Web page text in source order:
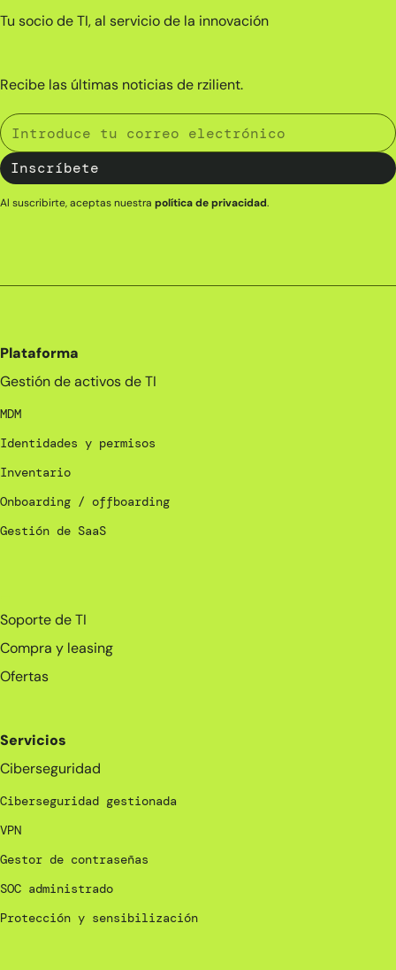
Tu socio de TI, al servicio de la innovación
Recibe las últimas noticias de rzilient.
Al suscribirte, aceptas nuestra política de privacidad.
Plataforma
Gestión de activos de TI
MDM
Identidades y permisos
Inventario
Onboarding / offboarding
Gestión de SaaS
Soporte de TI
Compra y leasing
Ofertas
Servicios
Ciberseguridad
Ciberseguridad gestionada
VPN
Gestor de contraseñas
SOC administrado
Protección y sensibilización